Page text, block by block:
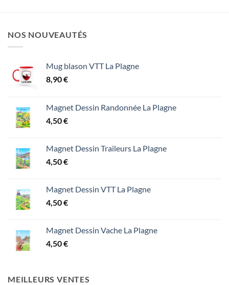
NOS NOUVEAUTÉS
Mug blason VTT La Plagne
8,90€
Magnet Dessin Randonnée La Plagne
4,50€
Magnet Dessin Traileurs La Plagne
4,50€
Magnet Dessin VTT La Plagne
4,50€
Magnet Dessin Vache La Plagne
4,50€
MEILLEURS VENTES